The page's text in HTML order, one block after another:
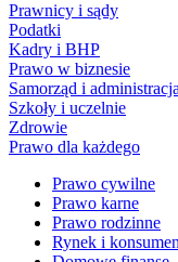
Prawnicy i sądy
Podatki
Kadry i BHP
Prawo w biznesie
Samorząd i
Szkoły i uczelnie
Zdrowie
Prawo dla każdego
Prawo cywilne
Prawo karne
Prawo rodzinne
Rynek i